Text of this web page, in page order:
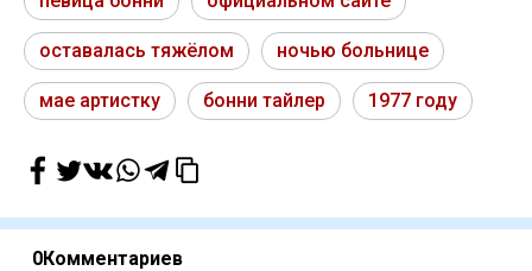
оставалась тяжёлом ночью больнице
мае артистку бонни тайлер 1977 году
0Комментариев